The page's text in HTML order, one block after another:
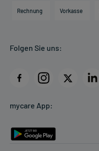
Direktabrechnung PKV
AGB
Datenschutz
Rückgabe/Widerruf
Rechnung Vorkasse
Folgen Sie uns:
mycare App: